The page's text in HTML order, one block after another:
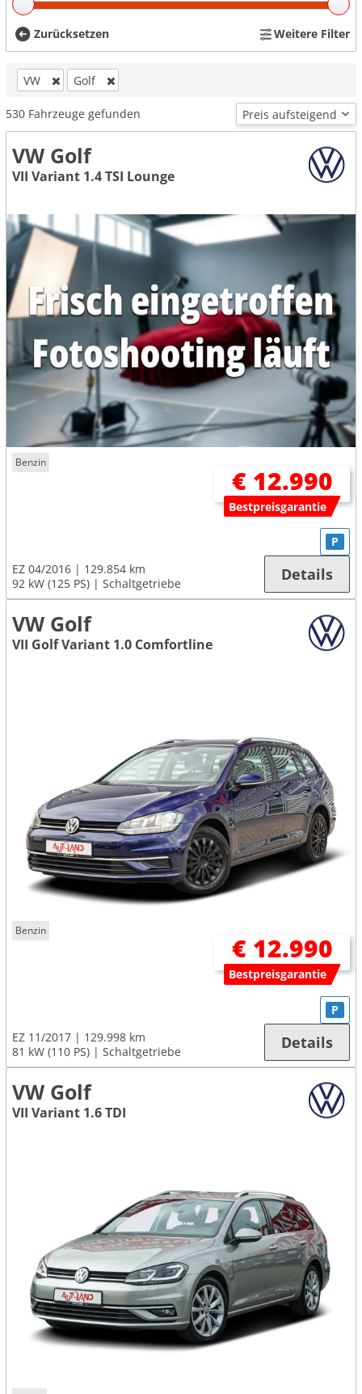
Zurücksetzen Weitere Filter
VW Golf
530 Fahrzeuge gefunden
VW Golf
VII Variant 1.4 TSI Lounge
Benzin
€ 12.990
Bestpreisgarantie
EZ 04/2016
129.854 km
92 kW (125 PS)
Schaltgetriebe
P
Details
VW Golf
VII Golf Variant 1.0 Comfortline
Benzin
€ 12.990
Bestpreisgarantie
EZ 11/2017
129.998 km
81 kW (110 PS)
Schaltgetriebe
P
Details
VW Golf
VII Variant 1.6 TDI